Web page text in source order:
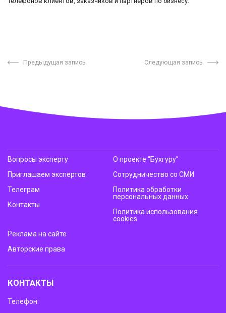
Предыдущая запись Следующая запись
Вопросы эксперту
Приглашаем экспертов
Телеграм
Контакты
О проекте “Бухгуру”
Сотрудничество со СМИ
Политика обработки
персональных данных
Политика использования
cookies
Реклама на сайте
Авторские права
КОНТАКТЫ
Телефон: